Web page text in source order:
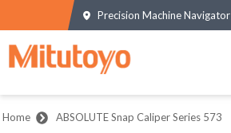
Precision Machine Navigator
Home ABSOLUTE Snap Caliper Series 573